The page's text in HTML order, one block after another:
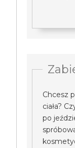
Chcesz
ciała?
po